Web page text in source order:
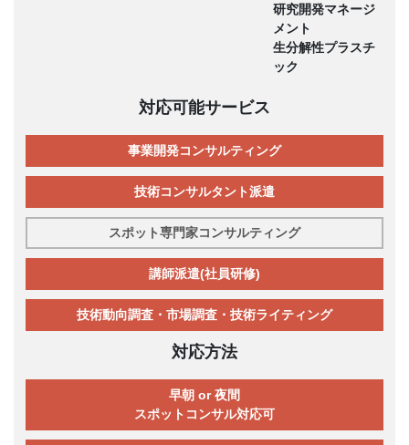
研究開発マネージ
メント
生分解性プラスチ
ック
対応可能サービス
事業開発コンサルティング
技術コンサルタント派遣
スポット専門家コンサルティング
講師派遣(社員研修)
技術動向調査・市場調査・技術ライティング
対応方法
早朝 or 夜間
スポットコンサル対応可